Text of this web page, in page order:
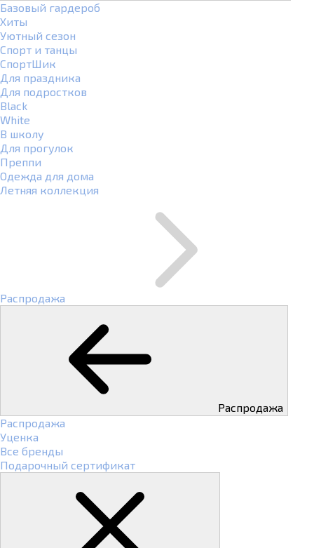
Базовый гардероб
Хиты
Уютный сезон
Спорт и танцы
СпортШик
Для праздника
Для подростков
Black
White
В школу
Для прогулок
Преппи
Одежда для дома
Летняя коллекция
Распродажа
Распродажа
Распродажа
Уценка
Все бренды
Подарочный сертификат